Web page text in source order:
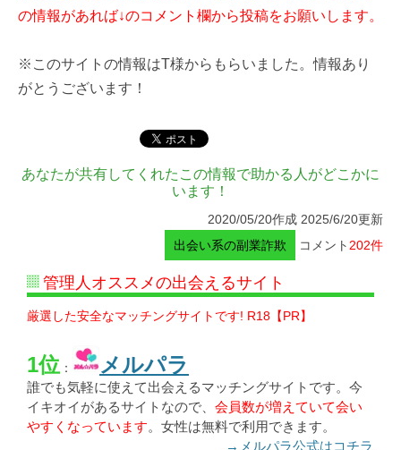
の情報があれば↓のコメント欄から投稿をお願いします。
※このサイトの情報はT様からもらいました。情報あり
がとうございます！
あなたが共有してくれたこの情報で助かる人がどこかに
います！
2020/05/20作成 2025/6/20更新
出会い系の副業詐欺
コメント 202件
管理人オススメの出会えるサイト
厳選した安全なマッチングサイトです! R18【PR】
1位 ： メルパラ
誰でも気軽に使えて出会えるマッチングサイトです。今
イキオイがあるサイトなので、 会員数が増えていて会い
やすくなっています。女性は無料で利用できます。
→メルパラ公式はコチラ